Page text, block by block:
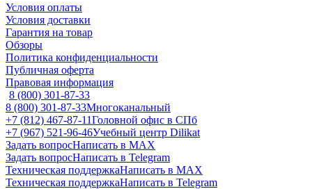
Условия оплаты
Условия доставки
Гарантия на товар
Обзоры
Политика конфиденциальности
Публичная оферта
Правовая информация
8 (800) 301-87-33
8 (800) 301-87-33Многоканальный
+7 (812) 467-87-11Головной офис в СПб
+7 (967) 521-96-46Учебный центр Dilikat
Задать вопросНаписать в MAX
Задать вопросНаписать в Telegram
Техническая поддержкаНаписать в MAX
Техническая поддержкаНаписать в Telegram